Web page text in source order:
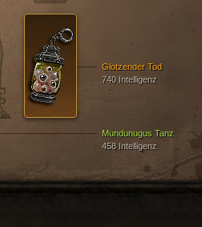
Mundunugus Tanz
458 Intelligenz
Glotzender Tod
740 Intelligenz